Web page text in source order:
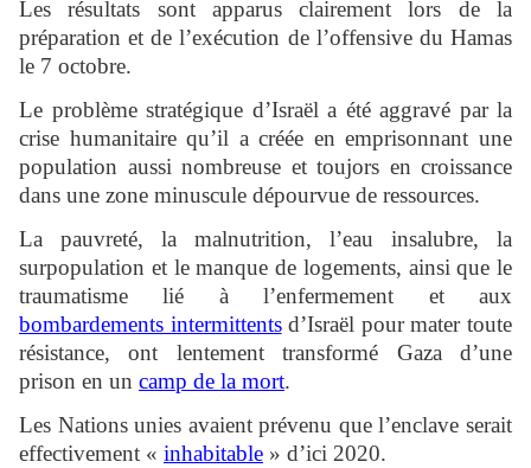
Les résultats sont apparus clairement lors de la
préparation et de l’exécution de l’offensive du Hamas
le 7 octobre.
Le problème stratégique d’Israël a été aggravé par la
crise humanitaire qu’il a créée en emprisonnant une
population aussi nombreuse et toujors en croissance
dans une zone minuscule dépourvue de ressources.
La pauvreté, la malnutrition, l’eau insalubre, la
surpopulation et le manque de logements, ainsi que le
traumatisme lié à l’enfermement et aux
bombardements intermittentsd’Israël pour mater toute
résistance, ont lentement transformé Gaza d’une
prison en un camp de la mort.
Les Nations unies avaient prévenu que l’enclave serait
effectivement « inhabitable » d’ici 2020.